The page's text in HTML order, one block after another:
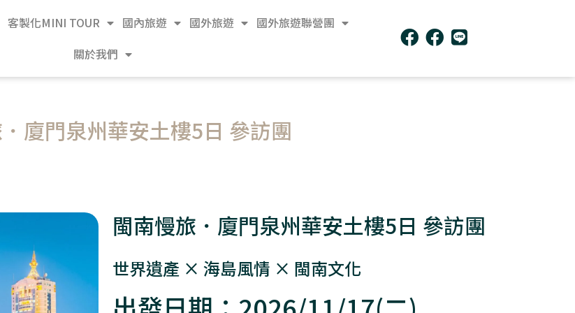
客製化MINI TOUR 國內旅遊 國外旅遊
國外旅遊聯營團
關於我們
廈門泉州華安土樓5日 參訪團
閩南慢旅．廈門泉州華安土樓5日 參訪團
世界遺產 × 海島風情 × 閩南文化